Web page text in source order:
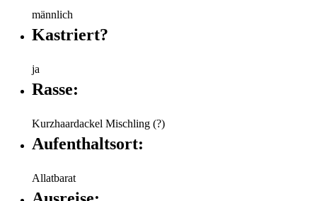
männlich
Kastriert?
ja
Rasse:
Kurzhaardackel Mischling (?)
Aufenthaltsort:
Allatbarat